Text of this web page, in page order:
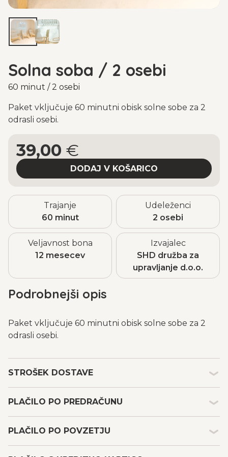
Solna soba / 2 osebi
60 minut / 2 osebi
Paket vključuje 60 minutni obisk solne sobe za 2
odrasli osebi.
39,00 €
Trajanje
60 minut
Udeleženci
2 osebi
Veljavnost bona
12 mesecev
Izvajalec
SHD družba za
upravljanje d.o.o.
Podrobnejši opis
Paket vključuje 60 minutni obisk solne sobe za 2
odrasli osebi.
STROŠEK DOSTAVE
Kakšen je strošek dostave in embalaže darilnih
bonov?
Strošek dostave in embalaže s tipom plačila po
predračunu je 1,99 €, po povzetju pa 5,49 € (dodaten
PLAČILO PO PREDRAČUNU
Plačilo po predračunu
Ob nakupu darilnih bonov MojeDarilo.com ter izbiri
možnosti plačila po predračunu, prejmete na elektronski
PLAČILO PO POVZETJU
Plačilo po povzetju